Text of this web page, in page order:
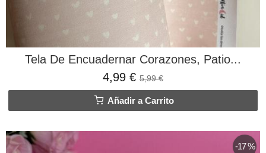
Tela De Encuadernar Corazones, Patio...
4,99 € 5,99 €
Añadir a Carrito
-17 %